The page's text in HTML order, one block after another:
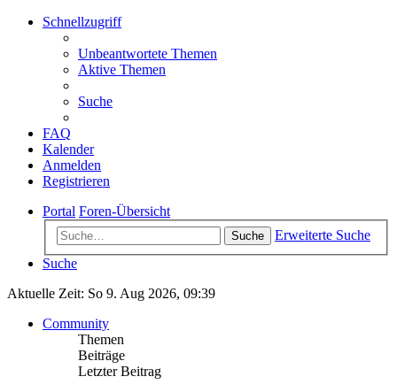
Schnellzugriff
Unbeantwortete Themen
Aktive Themen
Suche
FAQ
Kalender
Anmelden
Registrieren
Portal Foren-Übersicht
Suche
Erweiterte Suche
Suche
Aktuelle Zeit: So 9. Aug 2026, 09:39
Community
Themen
Beiträge
Letzter Beitrag